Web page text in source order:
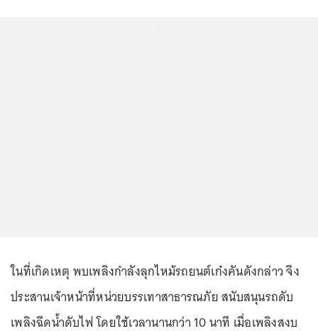
ในที่เกิดเหตุ พบเพลิงกำลังลุกไหม้รถยนต์เก๋งคันดังกล่าว จึง
ประสานเจ้าหน้าที่หน่วยบรรเทาสาธารณภัย สนับสนุนรถดับ
เพลิงฉีดน้ำดับไฟ โดยใช้เวลานานกว่า 10 นาที เมื่อเพลิงสงบ